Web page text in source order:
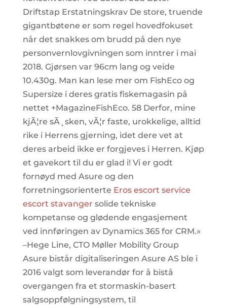
Driftstap Erstatningskrav De store, truende
gigantbøtene er som regel hovedfokuset
når det snakkes om brudd på den nye
personvernlovgivningen som inntrer i mai
2018. Gjørsen var 96cm lang og veide
10.430g. Man kan lese mer om FishEco og
Supersize i deres gratis fiskemagasin på
nettet +MagazineFishEco. 58 Derfor, mine
kjÃ¦re sÃ¸sken, vÃ¦r faste, urokkelige, alltid
rike i Herrens gjerning, idet dere vet at
deres arbeid ikke er forgjeves i Herren. Kjøp
et gavekort til du er glad i! Vi er godt
fornøyd med Asure og den
forretningsorienterte Eros escort service
escort stavanger solide tekniske
kompetanse og glødende engasjement
ved innføringen av Dynamics 365 for CRM.»
–Hege Line, CTO Møller Mobility Group
Asure bistår digitaliseringen Asure AS ble i
2016 valgt som leverandør for å bistå
overgangen fra et stormaskin-basert
salgsoppfølgningsystem, til